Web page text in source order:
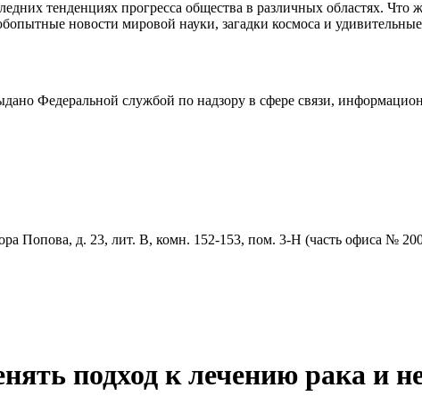
тенденциях прогресса общества в различных областях. Что
новости мировой науки, загадки космоса и
Федеральной службой по надзору в сфере связи,
Попова, д. 23, лит. В, комн. 152-153, пом. 3-Н (часть офиса №
подход к лечению рака и